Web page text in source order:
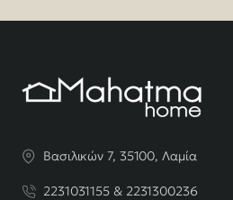
Βασιλικών 7, 35100, Λαμία
2231031155 & 2231300236